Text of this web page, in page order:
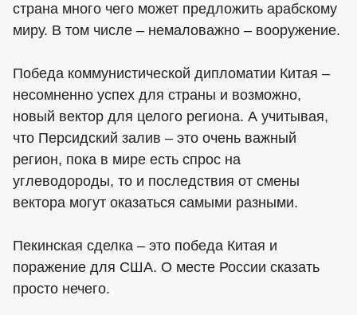
страна много чего может предложить арабскому
миру. В том числе – немаловажно – вооружение.
Победа коммунистической дипломатии Китая –
несомненно успех для страны и возможно,
новый вектор для целого региона. А учитывая,
что Персидский залив – это очень важный
регион, пока в мире есть спрос на
углеводороды, то и последствия от смены
вектора могут оказаться самыми разными.
Пекинская сделка – это победа Китая и
поражение для США. О месте России сказать
просто нечего.